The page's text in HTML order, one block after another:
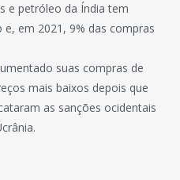
e petróleo da Índia tem
em 2021, 9% das compras
suas compras de
mais baixos depois que
as sanções ocidentais